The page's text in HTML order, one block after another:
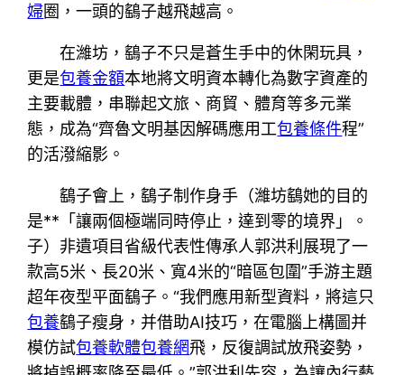
婦圈，一頭的鷂子越飛越高。
在濰坊，鷂子不只是蒼生手中的休閑玩具，
更是包養金額本地將文明資本轉化為數字資產的
主要載體，串聯起文旅、商貿、體育等多元業
態，成為“齊魯文明基因解碼應用工包養條件程”
的活潑縮影。
鷂子會上，鷂子制作身手（濰坊鷂她的目的
是**「讓兩個極端同時停止，達到零的境界」。
子）非遺項目省級代表性傳承人郭洪利展現了一
款高5米、長20米、寬4米的“暗區包圍”手游主題
超年夜型平面鷂子。“我們應用新型資料，將這只
包養鷂子瘦身，并借助AI技巧，在電腦上構圖并
模仿試包養軟體包養網飛，反復調試放飛姿勢，